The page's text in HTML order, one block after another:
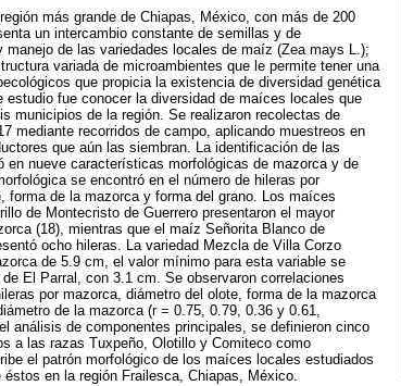
más grande de Chiapas, México, con más de 200
un intercambio constante de semillas y de
de las variedades locales de maíz (Zea mays L.);
variada de microambientes que le permite tener una
que propicia la existencia de diversidad genética
fue conocer la diversidad de maíces locales que
municipios de la región. Se realizaron recolectas de
mediante recorridos de campo, aplicando muestreos en
que aún las siembran. La identificación de las
en nueve características morfológicas de mazorca y de
se encontró en el número de hileras por
forma de la mazorca y forma del grano. Los maíces
de Montecristo de Guerrero presentaron el mayor
(18), mientras que el maíz Señorita Blanco de
ocho hileras. La variedad Mezcla de Villa Corzo
de 5.9 cm, el valor mínimo para esta variable se
El Parral, con 3.1 cm. Se observaron correlaciones
por mazorca, diámetro del olote, forma de la mazorca
de la mazorca (r = 0.75, 0.79, 0.36 y 0.61,
análisis de componentes principales, se definieron cinco
a las razas Tuxpeño, Olotillo y Comiteco como
el patrón morfológico de los maíces locales estudiados
en la región Frailesca, Chiapas, México.